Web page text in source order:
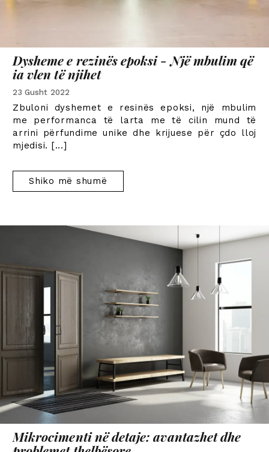
Dysheme e rezinës epoksi - Një mbulim që
ia vlen të njihet
23 Gusht 2022
Zbuloni dyshemet e resinës epoksi, një mbulim
me performanca të larta me të cilin mund të
arrini përfundime unike dhe krijuese për çdo lloj
mjedisi. [...]
Shiko më shumë
Mikrocimenti në detaje: avantazhet dhe